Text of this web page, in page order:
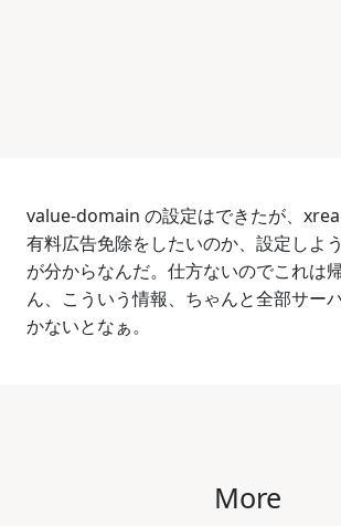
value-domain の設定はできたが、
有料広告免除をしたいのか、設定しよ
が分からなんだ。仕方ないのでこれは
ん、こういう情報、ちゃんと全部サー
かないとなぁ。
More